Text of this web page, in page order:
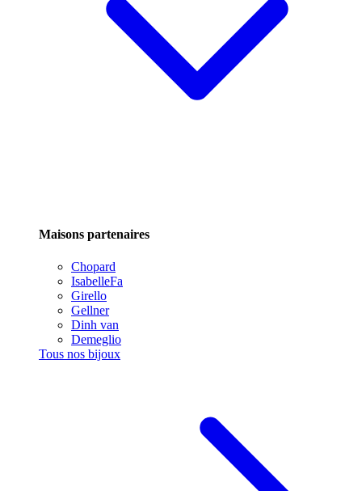
Maisons partenaires
Chopard
IsabelleFa
Girello
Gellner
Dinh van
Demeglio
Tous nos bijoux